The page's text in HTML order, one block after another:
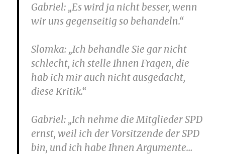
Gabriel: „Es wird ja nicht besser, wenn
wir uns gegenseitig so behandeln.“
Slomka: „Ich behandle Sie gar nicht
schlecht, ich stelle Ihnen Fragen, die
hab ich mir auch nicht ausgedacht,
diese Kritik.“
Gabriel: „Ich nehme die Mitglieder SPD
ernst, weil ich der Vorsitzende der SPD
bin, und ich habe Ihnen Argumente…